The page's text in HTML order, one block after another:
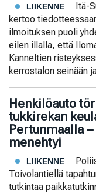
LIIKENNE
Itä-
kertoo
ilmoituksen puoli
eilen illalla, että
Kanneltien
kerrostalon seinään
Henkilöauto
tukkirekan
Pertunmaalla
menehtyi
LIIKENNE
Toivolantiellä
tutkintaa